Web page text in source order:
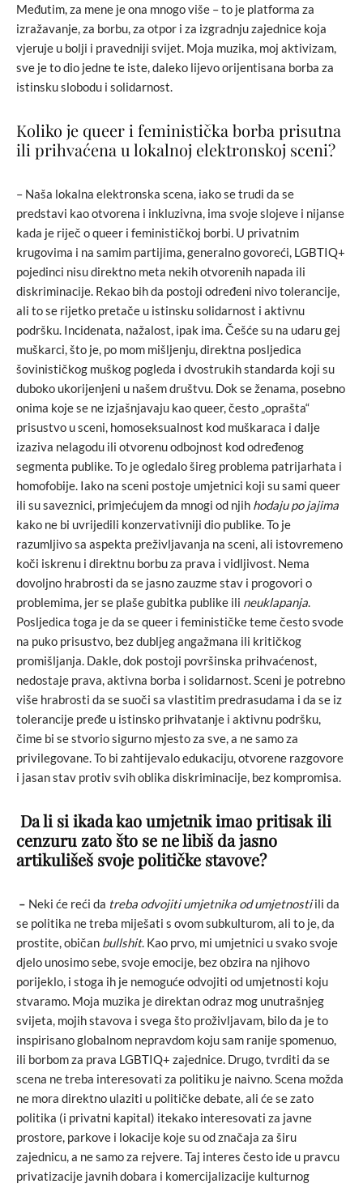
Međutim, za mene je ona mnogo više – to je platforma za
izražavanje, za borbu, za otpor i za izgradnju zajednice koja
vjeruje u bolji i pravedniji svijet. Moja muzika, moj aktivizam,
sve je to dio jedne te iste, daleko lijevo orijentisana borba za
istinsku slobodu i solidarnost.
Koliko je queer i feministička borba prisutna
ili prihvaćena u lokalnoj elektronskoj sceni?
– Naša lokalna elektronska scena, iako se trudi da se
predstavi kao otvorena i inkluzivna, ima svoje slojeve i nijanse
kada je riječ o queer i feminističkoj borbi. U privatnim
krugovima i na samim partijima, generalno govoreći, LGBTIQ+
pojedinci nisu direktno meta nekih otvorenih napada ili
diskriminacije. Rekao bih da postoji određeni nivo tolerancije,
ali to se rijetko pretače u istinsku solidarnost i aktivnu
podršku. Incidenata, nažalost, ipak ima. Češće su na udaru gej
muškarci, što je, po mom mišljenju, direktna posljedica
šovinističkog muškog pogleda i dvostrukih standarda koji su
duboko ukorijenjeni u našem društvu. Dok se ženama, posebno
onima koje se ne izjašnjavaju kao queer, često „oprašta“
prisustvo u sceni, homoseksualnost kod muškaraca i dalje
izaziva nelagodu ili otvorenu odbojnost kod određenog
segmenta publike. To je ogledalo šireg problema patrijarhata i
homofobije. Iako na sceni postoje umjetnici koji su sami queer
ili su saveznici, primjećujem da mnogi od njih hodaju po jajima
kako ne bi uvrijedili konzervativniji dio publike. To je
razumljivo sa aspekta preživljavanja na sceni, ali istovremeno
koči iskrenu i direktnu borbu za prava i vidljivost. Nema
dovoljno hrabrosti da se jasno zauzme stav i progovori o
problemima, jer se plaše gubitka publike ili neuklapanja.
Posljedica toga je da se queer i feminističke teme često svode
na puko prisustvo, bez dubljeg angažmana ili kritičkog
promišljanja. Dakle, dok postoji površinska prihvaćenost,
nedostaje prava, aktivna borba i solidarnost. Sceni je potrebno
više hrabrosti da se suoči sa vlastitim predrasudama i da se iz
tolerancije pređe u istinsko prihvatanje i aktivnu podršku,
čime bi se stvorio sigurno mjesto za sve, a ne samo za
privilegovane. To bi zahtijevalo edukaciju, otvorene razgovore
i jasan stav protiv svih oblika diskriminacije, bez kompromisa.
Da li si ikada kao umjetnik imao pritisak ili
cenzuru zato što se ne libiš da jasno
artikulišeš svoje političke stavove?
– Neki će reći da treba odvojiti umjetnika od umjetnostiili da
se politika ne treba miješati s ovom subkulturom, ali to je, da
prostite, običan bullshit. Kao prvo, mi umjetnici u svako svoje
djelo unosimo sebe, svoje emocije, bez obzira na njihovo
porijeklo, i stoga ih je nemoguće odvojiti od umjetnosti koju
stvaramo. Moja muzika je direktan odraz mog unutrašnjeg
svijeta, mojih stavova i svega što proživljavam, bilo da je to
inspirisano globalnom nepravdom koju sam ranije spomenuo,
ili borbom za prava LGBTIQ+ zajednice. Drugo, tvrditi da se
scena ne treba interesovati za politiku je naivno. Scena možda
ne mora direktno ulaziti u političke debate, ali će se zato
politika (i privatni kapital) itekako interesovati za javne
prostore, parkove i lokacije koje su od značaja za širu
zajednicu, a ne samo za rejvere. Taj interes često ide u pravcu
privatizacije javnih dobara i komercijalizacije kulturnog